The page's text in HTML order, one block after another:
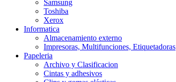
Samsung
Toshiba
Xerox
Informatica
Almacenamiento externo
Impresoras, Multifunciones, Etiquetadoras
Papeleria
Archivo y Clasificacion
Cintas y adhesivos